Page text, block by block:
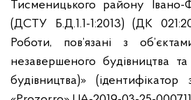
Тисменицького району Івано-
(ДСТУ Б.Д.1.1-1:2013) (ДК
Роботи, пов’язані з
незавершеного будівництва та
будівництва)» (ідентифікатор